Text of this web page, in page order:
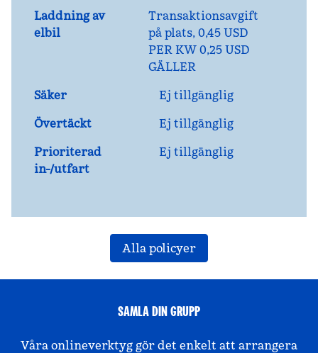
Laddning av
elbil
Transaktionsavgift
på plats, 0,45 USD
PER KW 0,25 USD
GÄLLER
Säker
Ej tillgänglig
Övertäckt
Ej tillgänglig
Prioriterad
in-/utfart
Ej tillgänglig
Alla policyer
SAMLA DIN GRUPP
Våra onlineverktyg gör det enkelt att arrangera